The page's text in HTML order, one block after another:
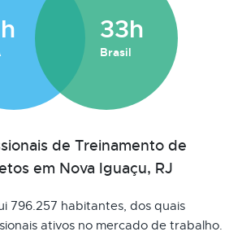
33h
Brasil
de Treinamento de
em Nova Iguaçu, RJ
796.257 habitantes, dos quais
ativos no mercado de trabalho.